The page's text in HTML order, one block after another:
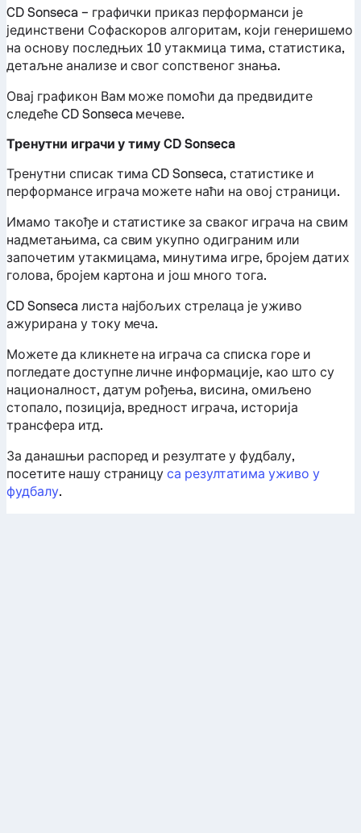
CD Sonseca – графички приказ перформанси је
јединствени Софаскоров алгоритам, који генеришемо
на основу последњих 10 утакмица тима, статистика,
детаљне анализе и свог сопственог знања.
Овај графикон Вам може помоћи да предвидите
следеће CD Sonseca мечеве.
Тренутни играчи у тиму CD Sonseca
Тренутни списак тима CD Sonseca, статистике и
перформансе играча можете наћи на овој страници.
Имамо такође и статистике за сваког играча на свим
надметањима, са свим укупно одиграним или
започетим утакмицама, минутима игре, бројем датих
голова, бројем картона и још много тога.
CD Sonseca листа најбољих стрелаца је уживо
ажурирана у току меча.
Можете да кликнете на играча са списка горе и
погледате доступне личне информације, као што су
националност, датум рођења, висина, омиљено
стопало, позиција, вредност играча, историја
трансфера итд.
За данашњи распоред и резултате у фудбалу,
посетите нашу страницуса резултатима уживо у
фудбалу.